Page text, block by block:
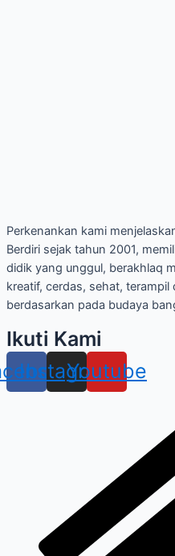
Perkenankan kami
Berdiri sejak tahun 2001,
didik yang unggul, berakhlaq
kreatif, cerdas, sehat,
berdasarkan pada budaya
Ikuti Kami
Instagram
Youtube